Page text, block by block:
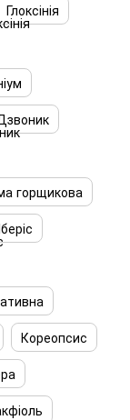
Глоксінія
горщикова
Кореопсис